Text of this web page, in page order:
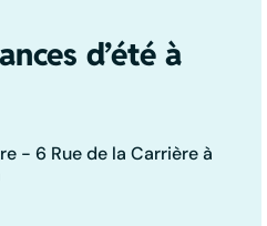
d’été à
- 6 Rue de la Carrière à